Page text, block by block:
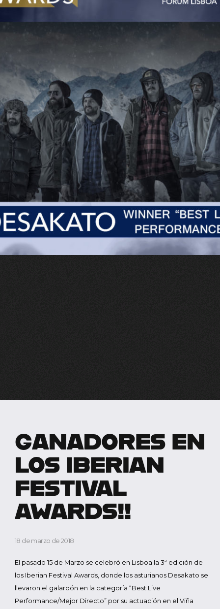
GANADORES EN
LOS IBERIAN
FESTIVAL
AWARDS!!
18 de marzo de 2018
El pasado 15 de Marzo se celebró en Lisboa la 3ª edición de
los Iberian Festival Awards, donde los asturianos Desakato se
llevaron el galardón en la categoría “Best Live
Performance/Mejor Directo” por su actuación en el Viña